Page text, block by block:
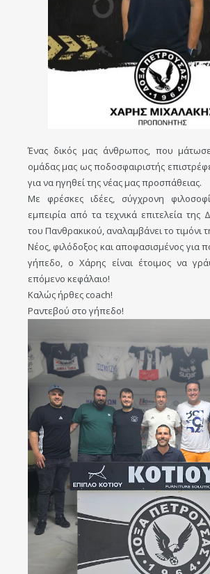
Ένας δικός μας άνθρωπος, που
ομάδας μας ως ποδοσφαιριστής
για να ηγηθεί της νέας μας προσπάθειας.
Με φρέσκες ιδέες, σύγχρονη
εμπειρία από τα τεχνικά επιτελεία της
του Πανθρακικού, αναλαμβάνει το τιμόνι
Νέος, φιλόδοξος και αποφασισμένος για
γήπεδο, ο Χάρης είναι έτοιμος να
επόμενο κεφάλαιο!
Καλώς ήρθες coach!
Ραντεβού στο γήπεδο!